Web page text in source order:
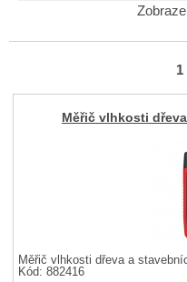
1
Měřič vlhkosti
Měřič vlhkosti dřeva a
Kód: 882416